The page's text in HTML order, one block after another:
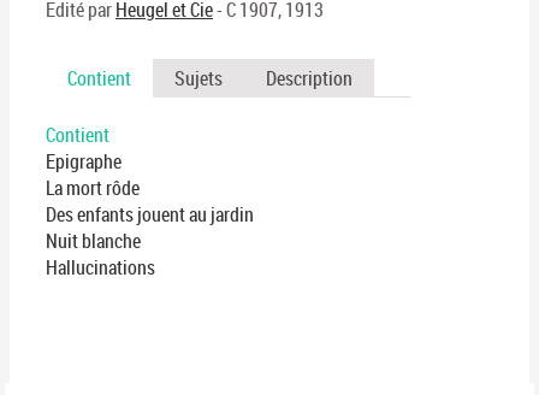
Edité parHeugel et Cie- C 1907, 1913
Contient Sujets Description
Contient
Epigraphe
La mort rôde
Des enfants jouent au jardin
Nuit blanche
Hallucinations